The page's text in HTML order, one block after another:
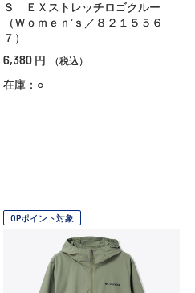
Ｓ ＥＸストレッチロゴクルー
（Ｗｏｍｅｎ’ｓ／８２１５５６
７）
6,380 円 （税込）
在庫：○
OPポイント対象